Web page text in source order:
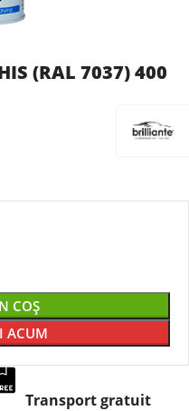
(RAL 7037) 400
COȘ
ACUM
Transport gratuit